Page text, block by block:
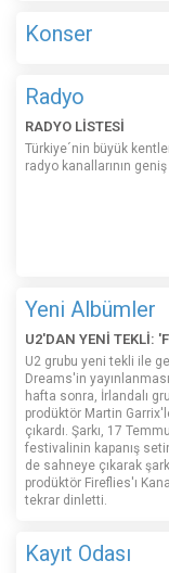
Konser
Radyo
RADYO LİSTESİ
Türkiye´nin büyük
radyo kanallarının
Yeni Albümler
U2'DAN YENİ TEKLİ:
U2 grubu yeni tekli ile
Dreams'in
hafta sonra, İrlandalı
prodüktör Martin
çıkardı. Şarkı, 17
festivalinin kapanış
de sahneye çıkarak
prodüktör Fireflies'ı
tekrar dinletti.
Kayıt Odası